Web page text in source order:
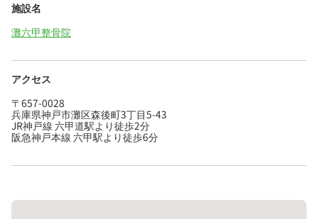
施設名
灘六甲整骨院
アクセス
〒657-0028
兵庫県神戸市灘区森後町3丁目5-43
JR神戸線 六甲道駅より徒歩2分
阪急神戸本線 六甲駅より徒歩6分